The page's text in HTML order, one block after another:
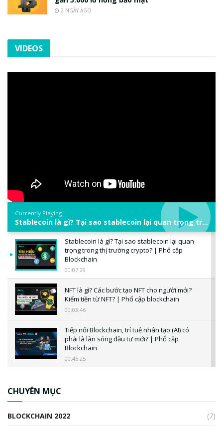
2 NGÀY AGO
VIDEOS
Currently Playing
Stablecoin là gì? Tại sao stablecoin lại quan trọng trong thị trường crypto? | Phổ cập Blockchain
Stablecoin là gì? Tại sao stablecoin lại quan
trọng trong thị trường crypto? | Phổ cập
Blockchain
00:07:29
NFT là gì? Các bước tạo NFT cho người mới?
Kiếm tiền từ NFT? | Phổ cập blockchain
00:03:46
Tiếp nối Blockchain, trí tuệ nhân tạo (AI) có
phải là làn sóng đầu tư mới? | Phổ cập
Blockchain
00:45:25
CHUYÊN MỤC
BLOCKCHAIN 2022
(7)